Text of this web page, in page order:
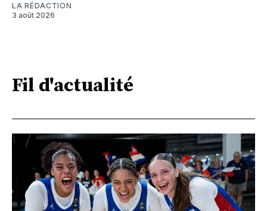
LA RÉDACTION
3 août 2026
Fil d'actualité